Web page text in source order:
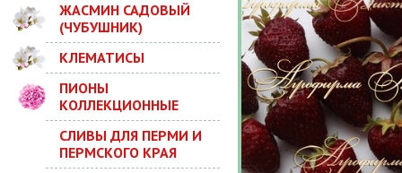
ЖАСМИН САДОВЫЙ
(ЧУБУШНИК)
КЛЕМАТИСЫ
ПИОНЫ
КОЛЛЕКЦИОННЫЕ
СЛИВЫ ДЛЯ ПЕРМИ И
ПЕРМСКОГО КРАЯ